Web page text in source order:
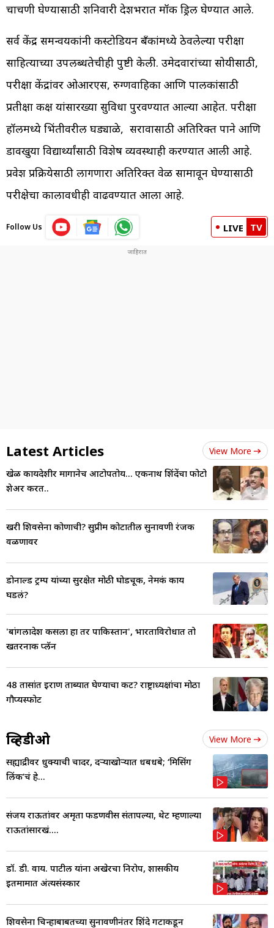
चाचणी घेण्यासाठी शनिवारी देशभरात मॉक ड्रिल घेण्यात आले.
सर्व केंद्र समन्वयकांनी कस्टोडियन बँकांमध्ये ठेवलेल्या परीक्षा
साहित्याच्या उपलब्धतेचीही पुष्टी केली. उमेदवारांच्या सोयीसाठी,
परीक्षा केंद्रांवर ओआरएस, रुग्णवाहिका आणि पालकांसाठी
प्रतीक्षा कक्ष यांसारख्या सुविधा पुरवण्यात आल्या आहेत. परीक्षा
हॉलमध्ये भिंतीवरील घड्याळे, सरावासाठी अतिरिक्त पाने आणि
डावखुऱ्या विद्यार्थ्यांसाठी विशेष व्यवस्थाही करण्यात आली आहे.
प्रवेश प्रक्रियेसाठी लागणारा अतिरिक्त वेळ सामावून घेण्यासाठी
परीक्षेचा कालावधीही वाढवण्यात आला आहे.
Follow Us LIVE TV
Latest Articles View More
खेळ कायदेशीर मार्गानेच आटोपतोय... एकनाथ शिंदेंचा फोटो
शेअर करत..
खरी शिवसेना कोणाची? सुप्रीम कोर्टातील सुनावणी रंजक
वळणावर
डोनाल्ड ट्रम्प यांच्या सुरक्षेत मोठी घोडचूक, नेमकं काय
घडलं?
'बांगलादेश कसला हा तर पाकिस्तान', भारताविरोधात तो
खतरनाक प्लॅन
48 तासांत इराण ताब्यात घेण्याचा कट? राष्ट्राध्यक्षांचा मोठा
गौप्यस्फोट
व्हिडीओ View More
सह्याद्रीवर धुक्याची चादर, दऱ्याखोऱ्यात धबधबे; ‘मिसिंग
लिंक’चं हे...
संजय राऊतांवर अमृता फडणवीस संतापल्या, थेट म्हणाल्या
राऊतांसारखं....
डॉ. डी. वाय. पाटील यांना अखेरचा निरोप, शासकीय
इतमामात अंत्यसंस्कार
शिवसेना चिन्हाबाबतच्या सुनावणीनंतर शिंदे गटाकडून